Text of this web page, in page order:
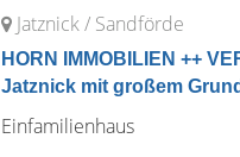
Jatznick / Sandförde
HORN IMMOBILIEN ++
Jatznick mit großem
Einfamilienhaus